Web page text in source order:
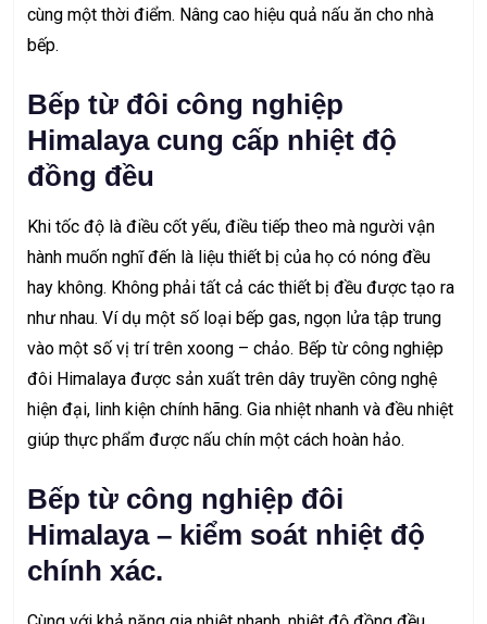
cùng một thời điểm. Nâng cao hiệu quả nấu ăn cho nhà
bếp.
Bếp từ đôi công nghiệp
Himalaya cung cấp nhiệt độ
đồng đều
Khi tốc độ là điều cốt yếu, điều tiếp theo mà người vận
hành muốn nghĩ đến là liệu thiết bị của họ có nóng đều
hay không. Không phải tất cả các thiết bị đều được tạo ra
như nhau. Ví dụ một số loại bếp gas, ngọn lửa tập trung
vào một số vị trí trên xoong – chảo. Bếp từ công nghiệp
đôi Himalaya được sản xuất trên dây truyền công nghệ
hiện đại, linh kiện chính hãng. Gia nhiệt nhanh và đều nhiệt
giúp thực phẩm được nấu chín một cách hoàn hảo.
Bếp từ công nghiệp đôi
Himalaya – kiểm soát nhiệt độ
chính xác.